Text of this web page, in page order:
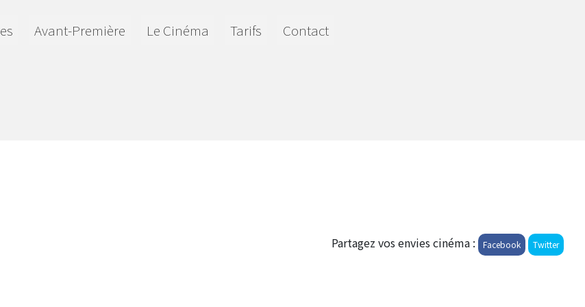
Avant-Première Le Cinéma Tarifs Contact
Partagez vos envies cinéma : Facebook Twitter